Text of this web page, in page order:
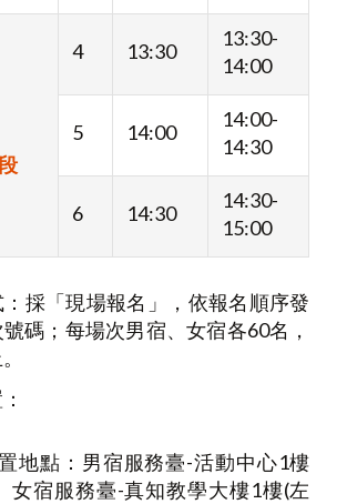
4 13:30
13:30-
14:00
5 14:00
14:00-
14:30
6 14:30
14:30-
15:00
採「現場報名」，依報名順序發
碼；每場次男宿、女宿各60名，
地點：男宿服務臺-活動中心1樓
女宿服務臺-真知教學大樓1樓(左